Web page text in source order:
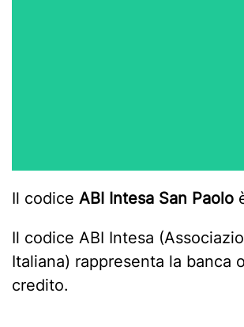
Il codice ABI Intesa San Paolo
Il codice ABI Intesa
Italiana) rappresenta la banca
credito.